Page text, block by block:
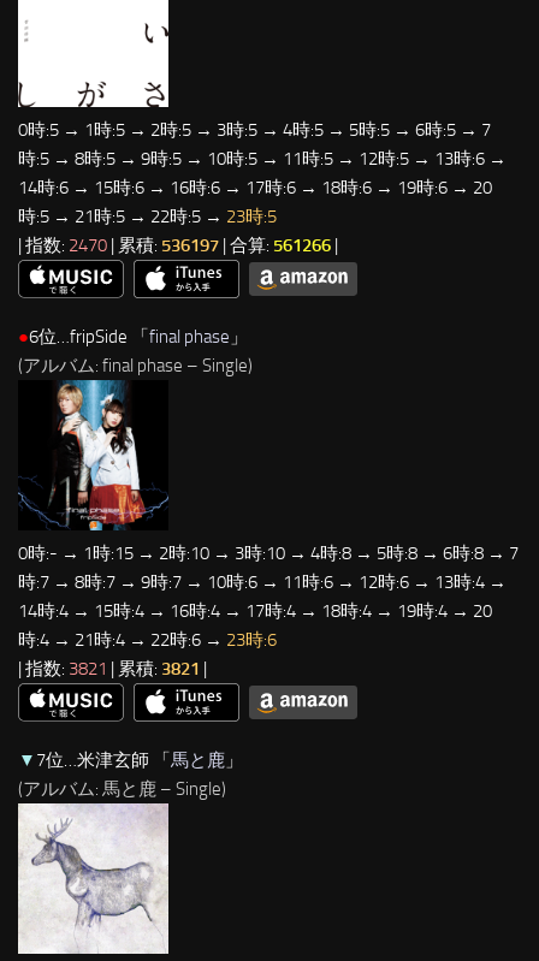
0時:5 → 1時:5 → 2時:5 → 3時:5 → 4時:5 → 5時:5 → 6時:5 → 7
時:5 → 8時:5 → 9時:5 → 10時:5 → 11時:5 → 12時:5 → 13時:6 →
14時:6 → 15時:6 → 16時:6 → 17時:6 → 18時:6 → 19時:6 → 20
時:5 → 21時:5 → 22時:5 → 23時:5
| 指数: 2470 | 累積: 536197 | 合算: 561266 |
●6位…fripSide 「final phase 」
(アルバム: final phase – Single)
0時:- → 1時:15 → 2時:10 → 3時:10 → 4時:8 → 5時:8 → 6時:8 → 7
時:7 → 8時:7 → 9時:7 → 10時:6 → 11時:6 → 12時:6 → 13時:4 →
14時:4 → 15時:4 → 16時:4 → 17時:4 → 18時:4 → 19時:4 → 20
時:4 → 21時:4 → 22時:6 → 23時:6
| 指数: 3821 | 累積: 3821 |
▼ 7位…米津玄師 「 馬と鹿 」
(アルバム: 馬と鹿 – Single)